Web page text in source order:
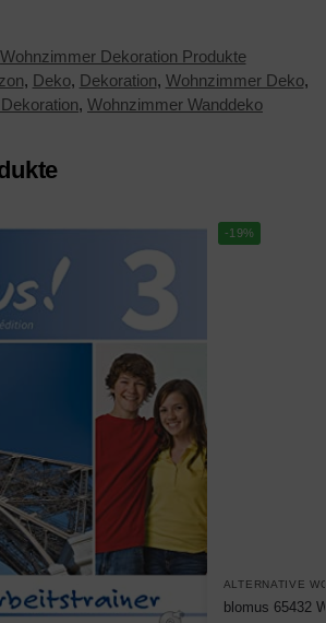
Wohnzimmer Dekoration Produkte
, Deko, Dekoration, Wohnzimmer Deko,
, Wohnzimmer Wanddeko
-19%
ALTERNATIVE
blomus 65432